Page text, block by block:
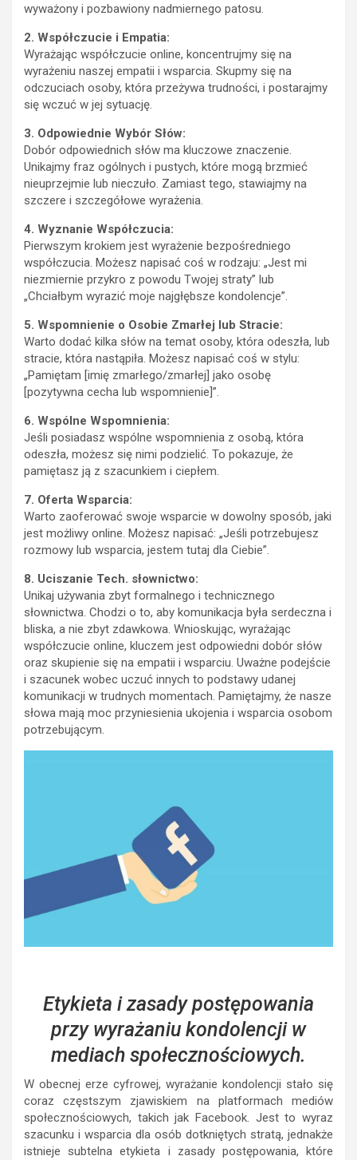
wyważony i pozbawiony nadmiernego patosu.
2. Współczucie i Empatia:
Wyrażając współczucie online, koncentrujmy się na
wyrażeniu naszej empatii i wsparcia. Skupmy się na
odczuciach osoby, która przeżywa trudności, i postarajmy
się wczuć w jej sytuację.
3. Odpowiednie Wybór Słów:
Dobór odpowiednich słów ma kluczowe znaczenie.
Unikajmy fraz ogólnych i pustych, które mogą brzmieć
nieuprzejmie lub nieczuło. Zamiast tego, stawiajmy na
szczere i szczegółowe wyrażenia.
4. Wyznanie Współczucia:
Pierwszym krokiem jest wyrażenie bezpośredniego
współczucia. Możesz napisać coś w rodzaju: „Jest mi
niezmiernie przykro z powodu Twojej straty” lub
„Chciałbym wyrazić moje najgłębsze kondolencje”.
5. Wspomnienie o Osobie Zmarłej lub Stracie:
Warto dodać kilka słów na temat osoby, która odeszła, lub
stracie, która nastąpiła. Możesz napisać coś w stylu:
„Pamiętam [imię zmarłego/zmarłej] jako osobę
[pozytywna cecha lub wspomnienie]”.
6. Wspólne Wspomnienia:
Jeśli posiadasz wspólne wspomnienia z osobą, która
odeszła, możesz się nimi podzielić. To pokazuje, że
pamiętasz ją z szacunkiem i ciepłem.
7. Oferta Wsparcia:
Warto zaoferować swoje wsparcie w dowolny sposób, jaki
jest możliwy online. Możesz napisać: „Jeśli potrzebujesz
rozmowy lub wsparcia, jestem tutaj dla Ciebie”.
8. Uciszanie Tech. słownictwo:
Unikaj używania zbyt formalnego i technicznego
słownictwa. Chodzi o to, aby komunikacja była serdeczna i
bliska, a nie zbyt zdawkowa. Wnioskując, wyrażając
współczucie online, kluczem jest odpowiedni dobór słów
oraz skupienie się na empatii i wsparciu. Uważne podejście
i szacunek wobec uczuć innych to podstawy udanej
komunikacji w trudnych momentach. Pamiętajmy, że nasze
słowa mają moc przyniesienia ukojenia i wsparcia osobom
potrzebującym.
Etykieta i zasady postępowania
przy wyrażaniu kondolencji w
mediach społecznościowych.
W obecnej erze cyfrowej, wyrażanie kondolencji stało się
coraz częstszym zjawiskiem na platformach mediów
społecznościowych, takich jak Facebook. Jest to wyraz
szacunku i wsparcia dla osób dotkniętych stratą, jednakże
istnieje subtelna etykieta i zasady postępowania, które